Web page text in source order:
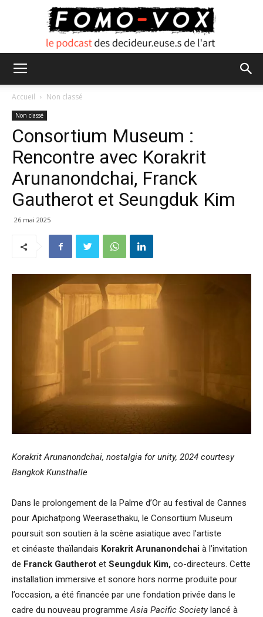
Accueil Non classé
Non classé
Consortium Museum :
Rencontre avec Korakrit
Arunanondchai, Franck
Gautherot et Seungduk Kim
26 mai 2025
Korakrit Arunanondchai, nostalgia for unity, 2024 courtesy
Bangkok Kunsthalle
Dans le prolongement de la Palme d’Or au festival de Cannes
pour Apichatpong Weerasethaku, le Consortium Museum
poursuit son soutien à la scène asiatique avec l’artiste
et cinéaste thaïlandais Korakrit Arunanondchai à l’invitation
de Franck Gautherot et Seungduk Kim, co-directeurs. Cette
installation immersive et sonore hors norme produite pour
l’occasion, a été financée par une fondation privée dans le
cadre du nouveau programmeAsia Pacific Societylancé à